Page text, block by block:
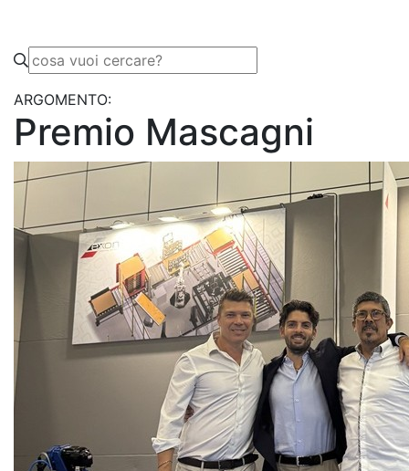
ARGOMENTO:
Premio Mascagni